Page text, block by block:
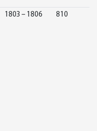
1803 – 1806 810